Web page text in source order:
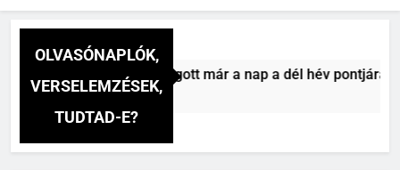
OLVASÓNAPLÓK,
VERSELEMZÉSEK,
TUDTAD-E?
Mihály: A dél (Felhágott már a nap a dél hév pontjára, 1794)